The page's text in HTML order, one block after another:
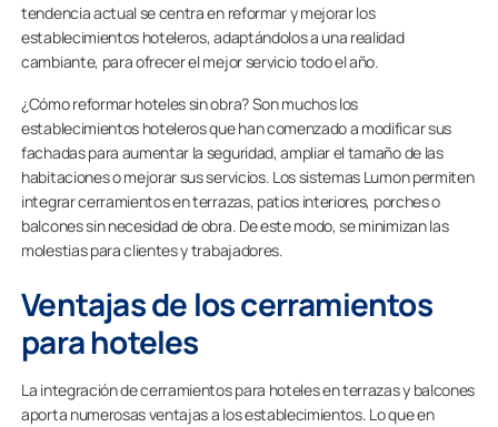
tendencia actual se centra en reformar y mejorar los
establecimientos hoteleros, adaptándolos a una realidad
cambiante, para ofrecer el mejor servicio todo el año.
¿Cómo reformar hoteles sin obra? Son muchos los
establecimientos hoteleros que han comenzado a modificar sus
fachadas para aumentar la seguridad, ampliar el tamaño de las
habitaciones o mejorar sus servicios. Los sistemas Lumon permiten
integrar cerramientos en terrazas, patios interiores, porches o
balcones sin necesidad de obra. De este modo, se minimizan las
molestias para clientes y trabajadores.
Ventajas de los cerramientos
para hoteles
La integración de cerramientos para hoteles en terrazas y balcones
aporta numerosas ventajas a los establecimientos. Lo que en